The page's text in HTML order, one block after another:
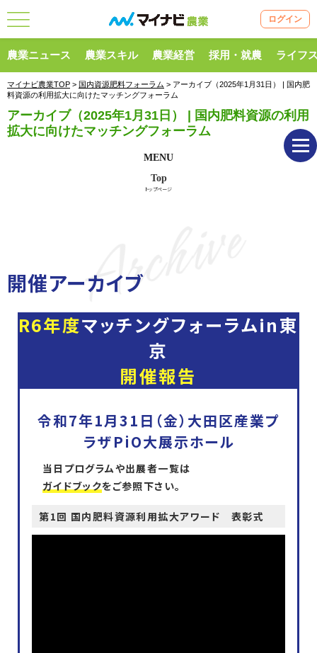
ログイン
農業ニュース 農業スキル 農業経営 採用・就農 ライフ
マイナビ農業TOP > 国内資源肥料フォーラム > アーカイブ（2025年1月31日） | 国内肥
料資源の利用拡大に向けたマッチングフォーラム
アーカイブ（2025年1月31日） | 国内肥料資源の利用
拡大に向けたマッチングフォーラム
MENU
Top
トップページ
Archive
開催アーカイブ
R6年度マッチングフォーラムin東
京
開催報告
令和7年1月31日（金）大田区産業プ
ラザPiO大展示ホール
当日プログラムや出展者一覧は
ガイドブックをご参照下さい。
第1回 国内肥料資源利用拡大アワード 表彰式